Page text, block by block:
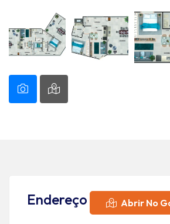
Endereço Abrir No